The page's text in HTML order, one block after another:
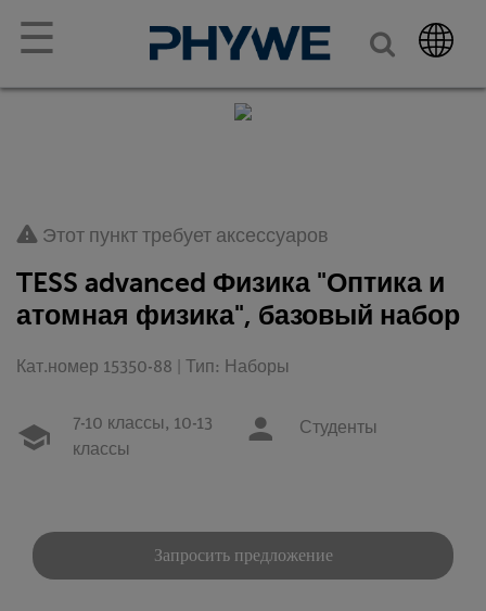
☰
Этот пункт требует аксессуаров
TESS advanced Физика "Оптика и
атомная физика", базовый набор
Кат.номер 15350-88 | Тип: Наборы
7-10 классы, 10-13
классы
Студенты
Запросить предложение